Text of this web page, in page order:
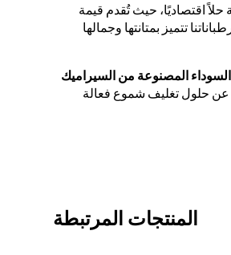
اقتصاديًا، حيث تُقدم قيمة
تتميز بمتانتها وجمالها
المصنوعة من السيراميك
عن حلول تغليف شموع فعالة
المنتجات المرتبطة